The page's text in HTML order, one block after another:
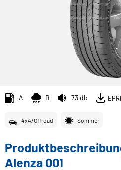
A B 73 db
4x4/Offroad Sommer
Alenza 001